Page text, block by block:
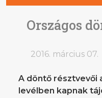
Országos
2016. március 07.
A döntő résztvevői
levélben kapnak